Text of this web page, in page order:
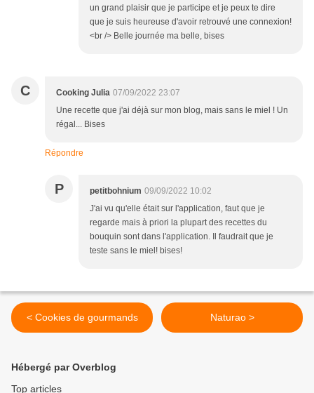
un grand plaisir que je participe et je peux te dire
que je suis heureuse d'avoir retrouvé une connexion!
<br /> Belle journée ma belle, bises
C Cooking Julia 07/09/2022 23:07
Une recette que j'ai déjà sur mon blog, mais sans le miel ! Un
régal... Bises
Répondre
P petitbohnium 09/09/2022 10:02
J'ai vu qu'elle était sur l'application, faut que je
regarde mais à priori la plupart des recettes du
bouquin sont dans l'application. Il faudrait que je
teste sans le miel! bises!
< Cookies de gourmands Naturao >
Hébergé par Overblog
Top articles